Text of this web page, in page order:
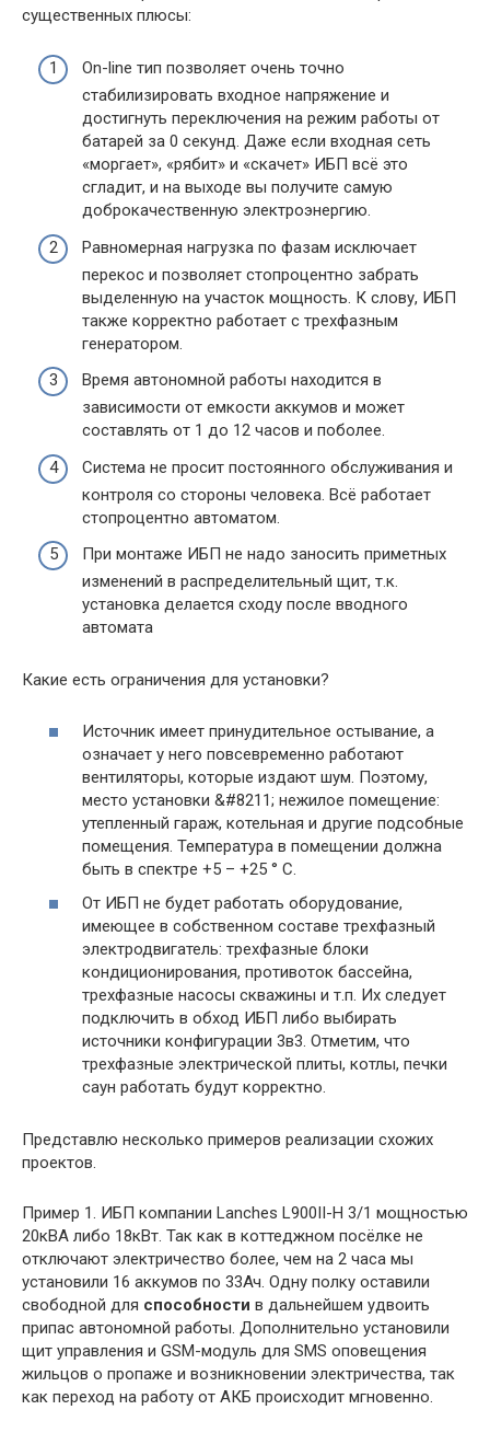
существенных плюсы:
On-line тип позволяет очень точно
стабилизировать входное напряжение и
достигнуть переключения на режим работы от
батарей за 0 секунд. Даже если входная сеть
«моргает», «рябит» и «скачет» ИБП всё это
сгладит, и на выходе вы получите самую
доброкачественную электроэнергию.
Равномерная нагрузка по фазам исключает
перекос и позволяет стопроцентно забрать
выделенную на участок мощность. К слову, ИБП
также корректно работает с трехфазным
генератором.
Время автономной работы находится в
зависимости от емкости аккумов и может
составлять от 1 до 12 часов и поболее.
Система не просит постоянного обслуживания и
контроля со стороны человека. Всё работает
стопроцентно автоматом.
При монтаже ИБП не надо заносить приметных
изменений в распределительный щит, т.к.
установка делается сходу после вводного
автомата
Какие есть ограничения для установки?
Источник имеет принудительное остывание, а
означает у него повсевременно работают
вентиляторы, которые издают шум. Поэтому,
место установки &#8211; нежилое помещение:
утепленный гараж, котельная и другие подсобные
помещения. Температура в помещении должна
быть в спектре +5 – +25 ° С.
От ИБП не будет работать оборудование,
имеющее в собственном составе трехфазный
электродвигатель: трехфазные блоки
кондиционирования, противоток бассейна,
трехфазные насосы скважины и т.п. Их следует
подключить в обход ИБП либо выбирать
источники конфигурации 3в3. Отметим, что
трехфазные электрической плиты, котлы, печки
саун работать будут корректно.
Представлю несколько примеров реализации схожих
проектов.
Пример 1. ИБП компании Lanches L900II-H 3/1 мощностью
20кВА либо 18кВт. Так как в коттеджном посёлке не
отключают электричество более, чем на 2 часа мы
установили 16 аккумов по 33Ач. Одну полку оставили
свободной для способности в дальнейшем удвоить
припас автономной работы. Дополнительно установили
щит управления и GSM-модуль для SMS оповещения
жильцов о пропаже и возникновении электричества, так
как переход на работу от АКБ происходит мгновенно.